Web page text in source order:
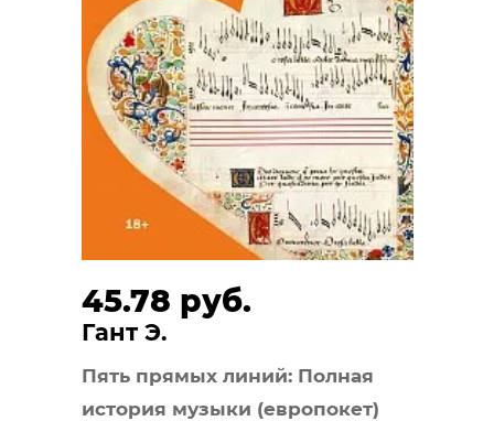
45.78 руб.
Гант Э.
Пять прямых линий: Полная
история музыки (европокет)